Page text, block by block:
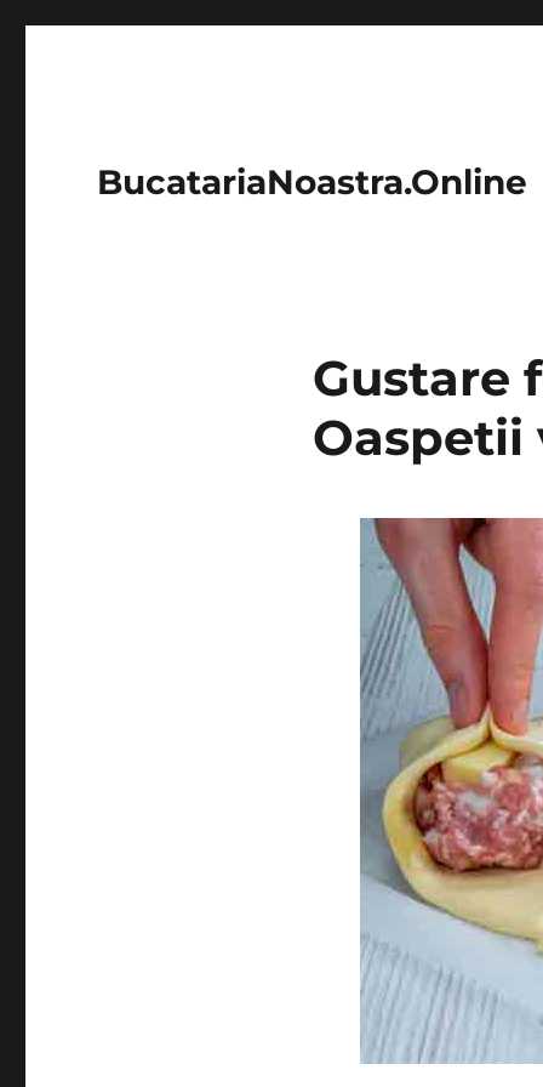
BucatariaNoastra.Online
Gustare